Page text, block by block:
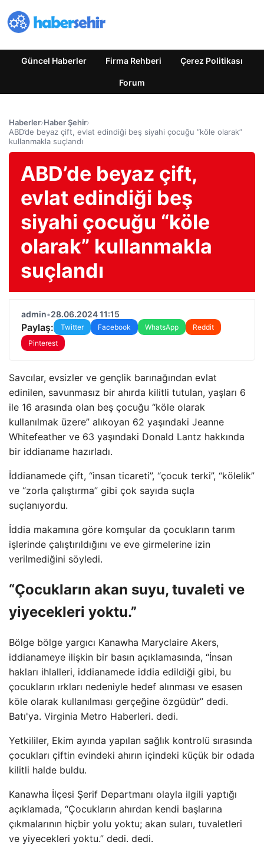
Güncel Haberler Firma Rehberi Çerez Politikası
Forum
Haberler›Haber Şehir›
ABD’de beyaz çift, evlat edindiği beş siyahi çocuğu “köle olarak”
kullanmakla suçlandı
ABD’de beyaz çift,
evlat edindiği beş
siyahi çocuğu “köle
olarak” kullanmakla
suçlandı
admin•28.06.2024 11:15
Paylaş: Twitter Facebook WhatsApp
Reddit
Pinterest
Savcılar, evsizler ve gençlik barınağından evlat
edinilen, savunmasız bir ahırda kilitli tutulan, yaşları 6
ile 16 arasında olan beş çocuğu “köle olarak
kullanılmak üzere” alıkoyan 62 yaşındaki Jeanne
Whitefeather ve 63 yaşındaki Donald Lantz hakkında
bir iddianame hazırladı.
İddianamede çift, “insan ticareti”, “çocuk terki”, “kölelik”
ve “zorla çalıştırma” gibi çok sayıda suçla
suçlanıyordu.
İddia makamına göre komşular da çocukların tarım
işlerinde çalıştırıldığını ve eve girmelerine izin
verilmediğini söyledi.
“Çocukların akan suyu, tuvaleti ve
yiyecekleri yoktu.”
Bölge bölge yargıcı Kanawha Maryclaire Akers,
iddianameye ilişkin bir basın açıklamasında, “İnsan
hakları ihlalleri, iddianamede iddia edildiği gibi, bu
çocukların ırkları nedeniyle hedef alınması ve esasen
köle olarak kullanılması gerçeğine özgüdür” dedi.
Batı'ya. Virginia Metro Haberleri. dedi.
Yetkililer, Ekim ayında yapılan sağlık kontrolü sırasında
çocukları çiftin evindeki ahırın içindeki küçük bir odada
kilitli halde buldu.
Kanawha İlçesi Şerif Departmanı olayla ilgili yaptığı
açıklamada, “Çocukların ahırdan kendi başlarına
çıkmalarının hiçbir yolu yoktu; akan suları, tuvaletleri
ve yiyecekleri yoktu.” dedi. dedi.